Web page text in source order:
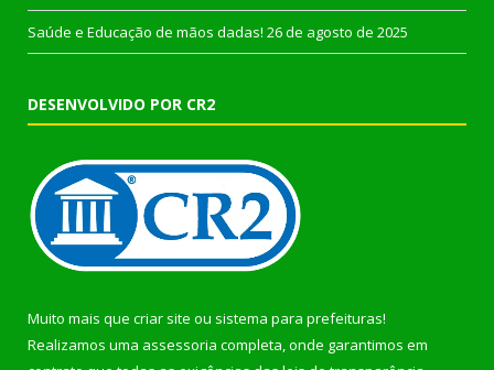
Saúde e Educação de mãos dadas! 26 de agosto de 2025
DESENVOLVIDO POR CR2
Muito mais que criar site ou sistema para prefeituras!
Realizamos uma assessoria completa, onde garantimos em